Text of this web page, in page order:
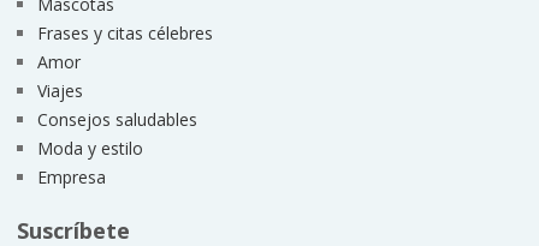
Frases y citas célebres
Amor
Viajes
Consejos saludables
Moda y estilo
Empresa
Suscríbete